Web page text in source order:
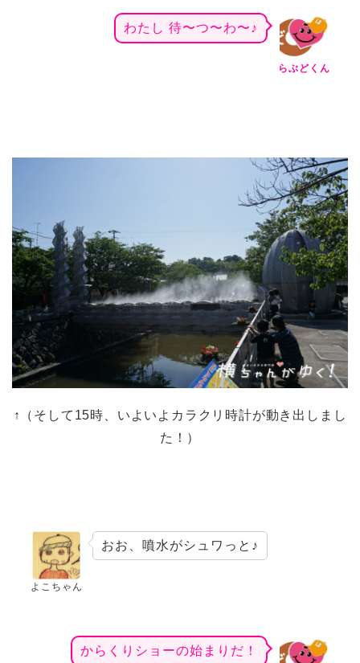
らぶどくん
わたし 待〜つ〜わ〜♪
↑（そして15時、いよいよカラクリ時計が動き出しまし
た！）
よこちゃん
おお、噴水がシュワっと♪
からくりショーの始まりだ！